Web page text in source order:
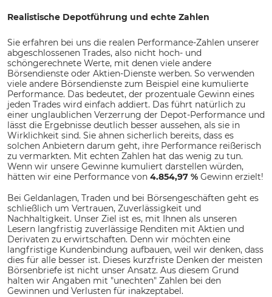
Realistische Depotführung und echte Zahlen
Sie erfahren bei uns die realen Performance-Zahlen unserer
abgeschlossenen Trades, also nicht hoch- und
schöngerechnete Werte, mit denen viele andere
Börsendienste oder Aktien-Dienste werben. So verwenden
viele andere Börsendienste zum Beispiel eine kumulierte
Performance. Das bedeutet, der prozentuale Gewinn eines
jeden Trades wird einfach addiert. Das führt natürlich zu
einer unglaublichen Verzerrung der Depot-Performance und
lässt die Ergebnisse deutlich besser aussehen, als sie in
Wirklichkeit sind. Sie ahnen sicherlich bereits, dass es
solchen Anbietern darum geht, ihre Performance reißerisch
zu vermarkten. Mit echten Zahlen hat das wenig zu tun.
Wenn wir unsere Gewinne kumuliert darstellen würden,
hätten wir eine Performance von 4.854,97 % Gewinn erzielt!
Bei Geldanlagen, Traden und bei Börsengeschäften geht es
schließlich um Vertrauen, Zuverlässigkeit und
Nachhaltigkeit. Unser Ziel ist es, mit Ihnen als unseren
Lesern langfristig zuverlässige Renditen mit Aktien und
Derivaten zu erwirtschaften. Denn wir möchten eine
langfristige Kundenbindung aufbauen, weil wir denken, dass
dies für alle besser ist. Dieses kurzfriste Denken der meisten
Börsenbriefe ist nicht unser Ansatz. Aus diesem Grund
halten wir Angaben mit "unechten" Zahlen bei den
Gewinnen und Verlusten für inakzeptabel.